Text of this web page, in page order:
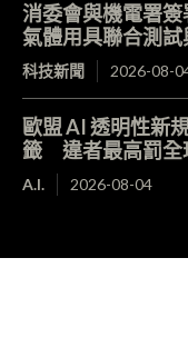
消委會與機電署
氣體用具聯合測
科技新聞 2026-08-
歐盟 AI 透明性新
籤 違者最高罰全
A.I. 2026-08-04